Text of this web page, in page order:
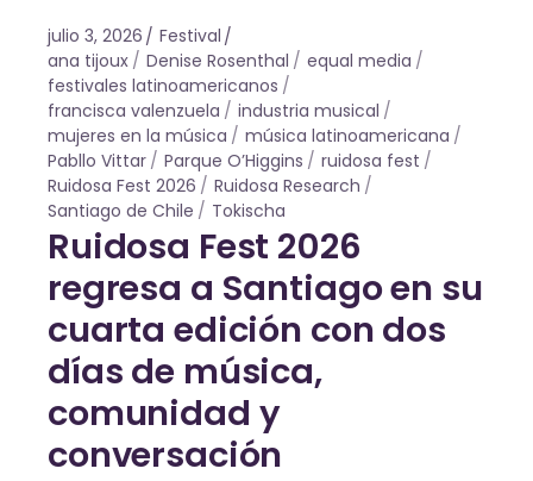
julio 3, 2026
Festival
ana tijoux
Denise Rosenthal
equal media
festivales latinoamericanos
francisca valenzuela
industria musical
mujeres en la música
música latinoamericana
Pabllo Vittar
Parque O’Higgins
ruidosa fest
Ruidosa Fest 2026
Ruidosa Research
Santiago de Chile
Tokischa
Ruidosa Fest 2026
regresa a Santiago en su
cuarta edición con dos
días de música,
comunidad y
conversación